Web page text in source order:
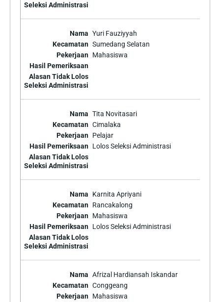
Yuri Fauziyyah
Sumedang Selatan
Mahasiswa
Tita Novitasari
Cimalaka
Pelajar
Lolos Seleksi Administrasi
Karnita Apriyani
Rancakalong
Mahasiswa
Lolos Seleksi Administrasi
Afrizal Hardiansah Iskandar
Conggeang
Mahasiswa